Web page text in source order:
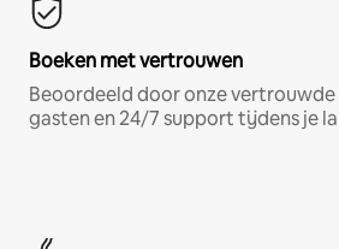
Boeken met vertrouwen
Beoordeeld door onze
gasten en 24/7 support tijdens je